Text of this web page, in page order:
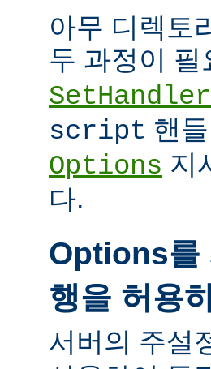
아무 디렉토
두 과정이
SetHandler
script 핸
Options 지
다.
Options를
행을 허용
서버의 주설